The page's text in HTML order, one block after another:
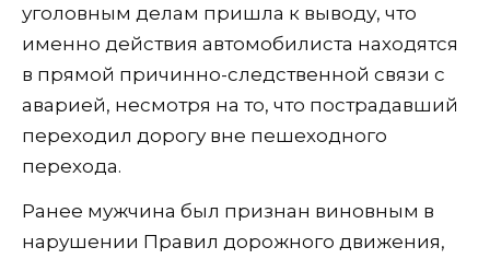
уголовным делам пришла к выводу, что
именно действия автомобилиста находятся
в прямой причинно-следственной связи с
аварией, несмотря на то, что пострадавший
переходил дорогу вне пешеходного
перехода.
Ранее мужчина был признан виновным в
нарушении Правил дорожного движения,